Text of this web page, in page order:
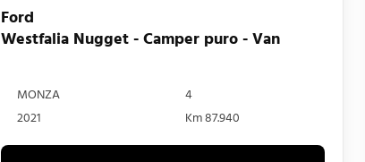
Ford
Westfalia Nugget - Camper puro - Van
MONZA
4
2021
Km 87.940